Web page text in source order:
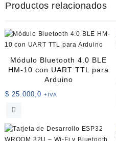
Productos relacionados
Módulo Bluetooth 4.0 BLE
HM-10 con UART TTL para
Arduino
$ 25.000,0 +IVA